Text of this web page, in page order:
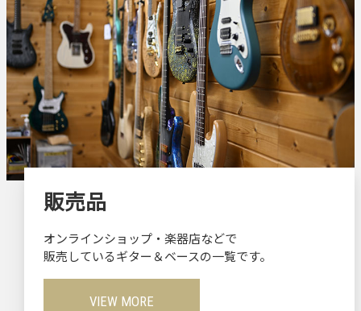
販売品
オンラインショップ・楽器店などで
販売しているギター＆ベースの一覧です。
VIEW MORE